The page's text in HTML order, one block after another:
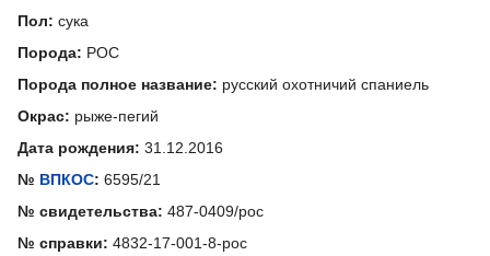
Пол: сука
Порода: РОС
Порода полное название: русский охотничий спаниель
Окрас: рыже-пегий
Дата рождения: 31.12.2016
№ ВПКОС: 6595/21
№ свидетельства: 487-0409/рос
№ справки: 4832-17-001-8-рос